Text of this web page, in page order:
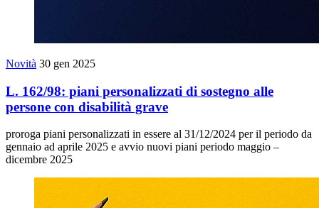
Novità 30 gen 2025
L. 162/98: piani personalizzati di sostegno alle
persone con disabilità grave
proroga piani personalizzati in essere al 31/12/2024 per il periodo da
gennaio ad aprile 2025 e avvio nuovi piani periodo maggio –
dicembre 2025